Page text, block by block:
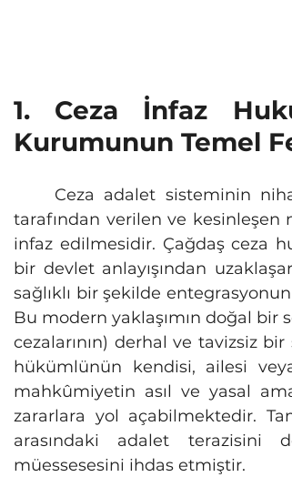
1. Ceza İnfaz
Kurumunun Temel
tarafından verilen ve kesinleşen
infaz edilmesidir. Çağdaş ceza
bir devlet anlayışından
sağlıklı bir şekilde
Bu modern yaklaşımın doğal bir
cezalarının) derhal ve tavizsiz
hükümlünün kendisi, ailesi
mahkûmiyetin asıl ve yasal
zararlara yol açabilmektedir.
arasındaki adalet terazisini
müessesesini ihdas etmiştir.